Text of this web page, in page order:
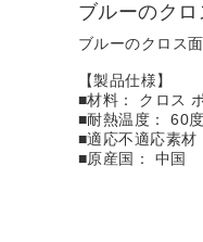
ブルーのク
ブルーのクロス
【製品仕様】
■材料： クロス
■耐熱温度： 60度
■適応不適応素材
■原産国： 中国